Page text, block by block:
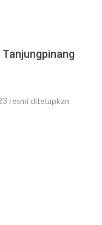
Tanjungpinang
resmi ditetapkan